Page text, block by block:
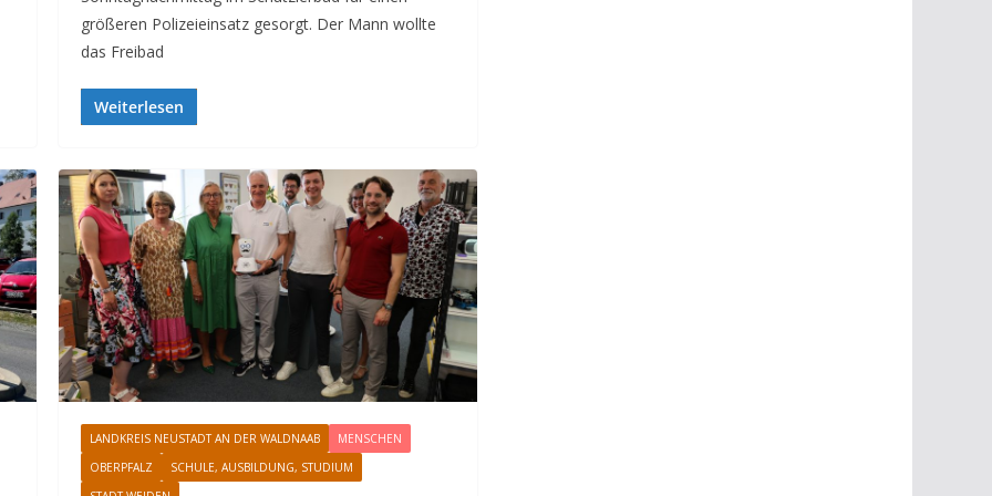
größeren Polizeieinsatz gesorgt. Der Mann wollte
das Freibad
Weiterlesen
LANDKREIS NEUSTADT AN DER WALDNAAB
MENSCHEN
OBERPFALZ
SCHULE, AUSBILDUNG, STUDIUM